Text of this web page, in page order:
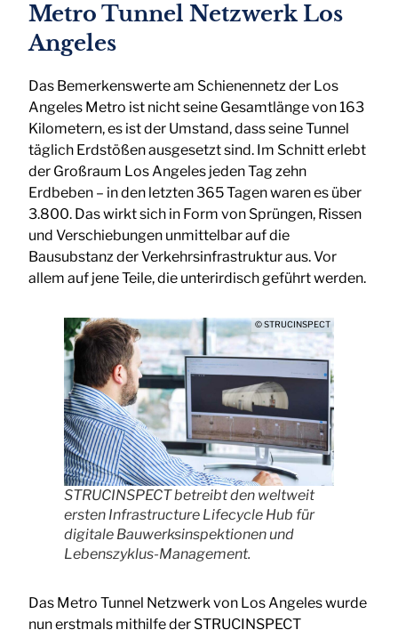
Metro Tunnel Netzwerk Los
Angeles
Das Bemerkenswerte am Schienennetz der Los
Angeles Metro ist nicht seine Gesamtlänge von 163
Kilometern, es ist der Umstand, dass seine Tunnel
täglich Erdstößen ausgesetzt sind. Im Schnitt erlebt
der Großraum Los Angeles jeden Tag zehn
Erdbeben – in den letzten 365 Tagen waren es über
3.800. Das wirkt sich in Form von Sprüngen, Rissen
und Verschiebungen unmittelbar auf die
Bausubstanz der Verkehrsinfrastruktur aus. Vor
allem auf jene Teile, die unterirdisch geführt werden.
© STRUCINSPECT
STRUCINSPECT betreibt den weltweit
ersten Infrastructure Lifecycle Hub für
digitale Bauwerksinspektionen und
Lebenszyklus-Management.
Das Metro Tunnel Netzwerk von Los Angeles wurde
nun erstmals mithilfe der STRUCINSPECT